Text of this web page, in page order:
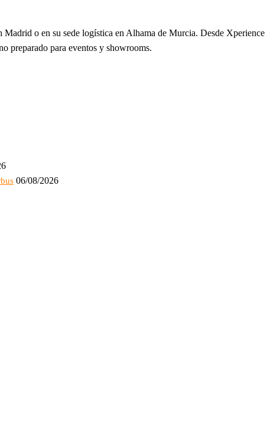
Madrid o en su sede logística en Alhama de Murcia. Desde Xperience
preparado para eventos y showrooms.
06/08/2026